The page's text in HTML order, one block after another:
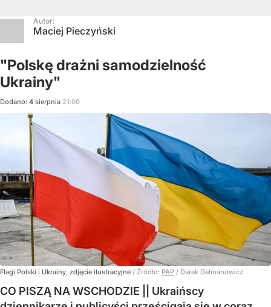
Autor:
Maciej Pieczyński
"Polskę drażni samodzielność
Ukrainy"
Dodano: 4 sierpnia 21:00
Flagi Polski i Ukrainy, zdjęcie ilustracyjne / Źródło: PAP / Darek Delmanowicz
CO PISZĄ NA WSCHODZIE || Ukraińscy